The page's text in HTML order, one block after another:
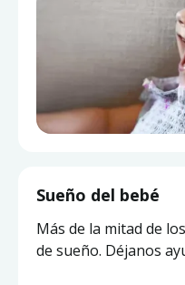
Sueño del bebé
Más de la mitad de
de sueño. Déjanos